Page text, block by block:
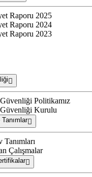
Raporu 2025
Raporu 2024
Raporu 2023
Politikamız
Kurulu
Tanımları
Çalışmalar